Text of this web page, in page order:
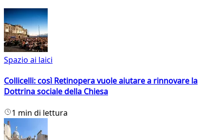
Spazio ai laici
Collicelli: così Retinopera vuole aiutare a rinnovare la
Dottrina sociale della Chiesa
1 min di lettura